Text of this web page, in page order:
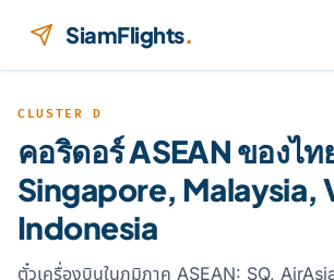
SiamFlights.
CLUSTER D
คอริดอร์ ASEAN ของไ
Singapore, Malaysia,
Indonesia
ตั๋วเครื่องบินในภูมิภาค ASEAN: SQ,